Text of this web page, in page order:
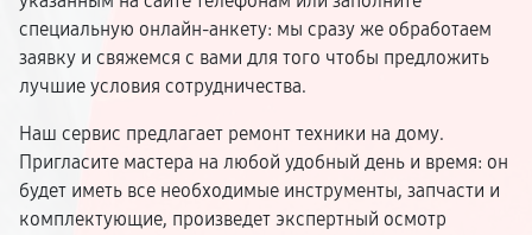
специальную онлайн-анкету: мы сразу же обработаем
заявку и свяжемся с вами для того чтобы предложить
лучшие условия сотрудничества.
Наш сервис предлагает ремонт техники на дому.
Пригласите мастера на любой удобный день и время: он
будет иметь все необходимые инструменты, запчасти и
комплектующие, произведет экспертный осмотр